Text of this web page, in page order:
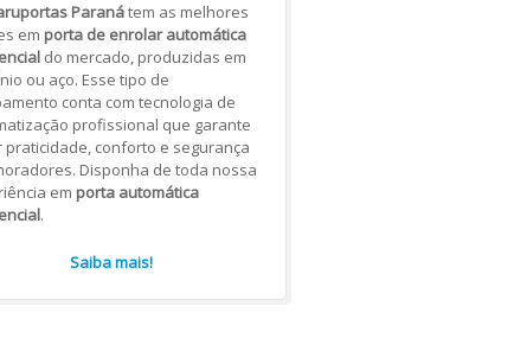
Paranátem as melhores
em porta de enrolar automática
do mercado, produzidas em
ou aço. Esse tipo de
conta com tecnologia de
profissional que garante
praticidade, conforto e segurança
Disponha de toda nossa
em porta automática
.
Saiba mais!